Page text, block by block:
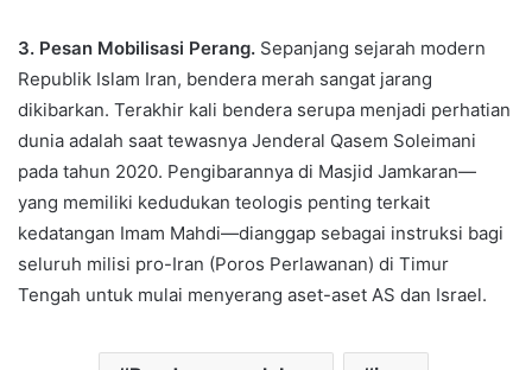
3. Pesan Mobilisasi Perang. Sepanjang sejarah modern
Republik Islam Iran, bendera merah sangat jarang
dikibarkan. Terakhir kali bendera serupa menjadi perhatian
dunia adalah saat tewasnya Jenderal Qasem Soleimani
pada tahun 2020. Pengibarannya di Masjid Jamkaran—
yang memiliki kedudukan teologis penting terkait
kedatangan Imam Mahdi—dianggap sebagai instruksi bagi
seluruh milisi pro-Iran (Poros Perlawanan) di Timur
Tengah untuk mulai menyerang aset-aset AS dan Israel.